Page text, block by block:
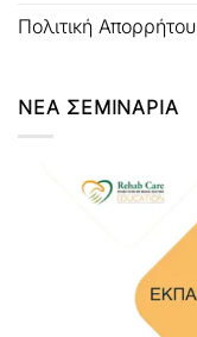
Πολιτική Απορρήτου
ΝΕΑ ΣΕΜΙΝΑΡΙΑ